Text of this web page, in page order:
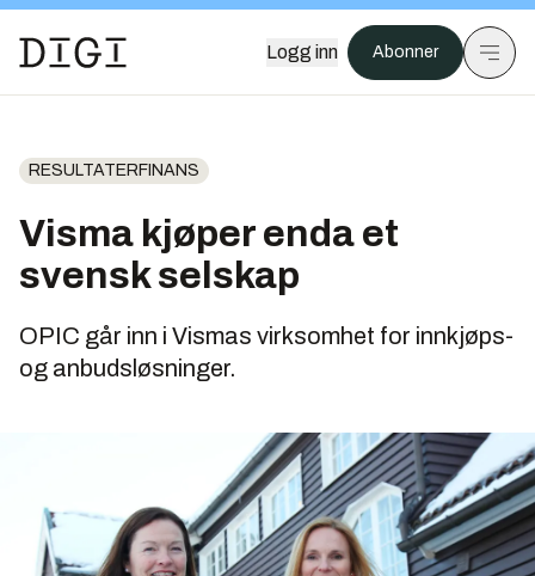
Logg inn Abonner
RESULTATERFINANS
Visma kjøper enda et
svensk selskap
OPIC går inn i Vismas virksomhet for innkjøps-
og anbudsløsninger.